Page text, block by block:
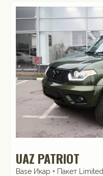
UAZ PATRIOT
Base Икар + Пакет Limited